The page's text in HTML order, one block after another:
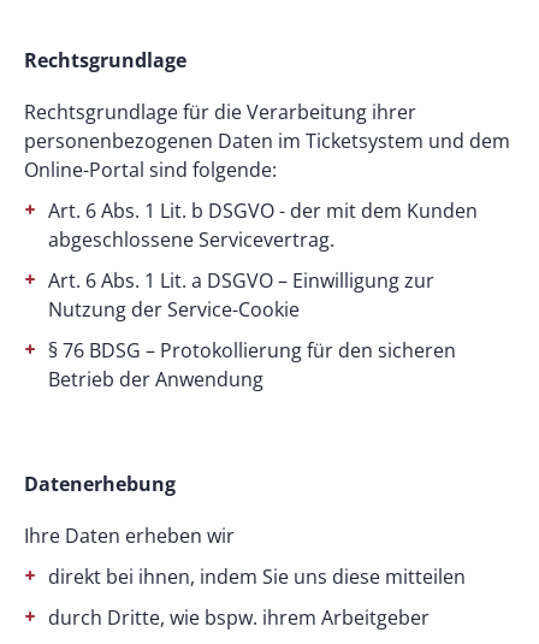
Rechtsgrundlage
Rechtsgrundlage für die Verarbeitung ihrer
personenbezogenen Daten im Ticketsystem und dem
Online-Portal sind folgende:
Art. 6 Abs. 1 Lit. b DSGVO - der mit dem Kunden
abgeschlossene Servicevertrag.
Art. 6 Abs. 1 Lit. a DSGVO – Einwilligung zur
Nutzung der Service-Cookie
§ 76 BDSG – Protokollierung für den sicheren
Betrieb der Anwendung
Datenerhebung
Ihre Daten erheben wir
direkt bei ihnen, indem Sie uns diese mitteilen
durch Dritte, wie bspw. ihrem Arbeitgeber